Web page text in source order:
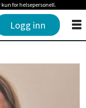
for helsepersonell.
Logg inn